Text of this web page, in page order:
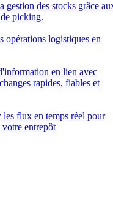
gestion des stocks grâce
picking.
opérations logistiques en
en lien avec
rapides, fiables et
flux en temps réel pour
entrepôt